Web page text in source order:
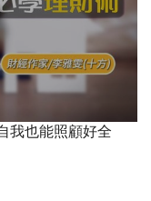
我也能照顧好全